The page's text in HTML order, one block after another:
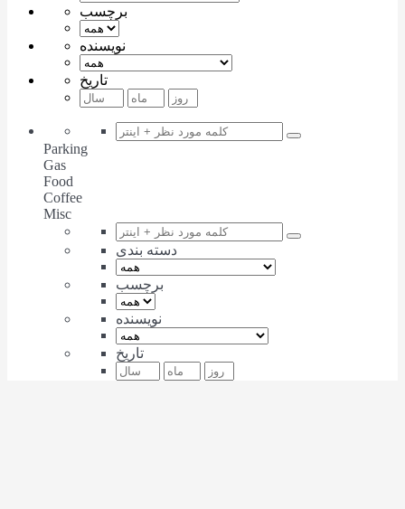
برچسب
نویسنده
تاریخ
Parking
Gas
Food
Coffee
Misc
دسته بندی
برچسب
نویسنده
تاریخ